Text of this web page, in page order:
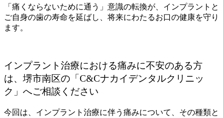
「痛くならないために通う」意識の転換が、インプラントと
ご自身の歯の寿命を延ばし、将来にわたるお口の健康を守り
ます。
インプラント治療における痛みに不安のある方
は、堺市南区の「C&Cナカイデンタルクリニッ
ク」へご相談ください
今回は、インプラント治療に伴う痛みについて、その種類と